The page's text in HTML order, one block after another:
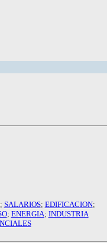
; SALARIOS; EDIFICACION;
; ENERGIA; INDUSTRIA